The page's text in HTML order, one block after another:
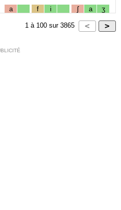
a f i ʃ a ʒ
1 à 100 sur 3865